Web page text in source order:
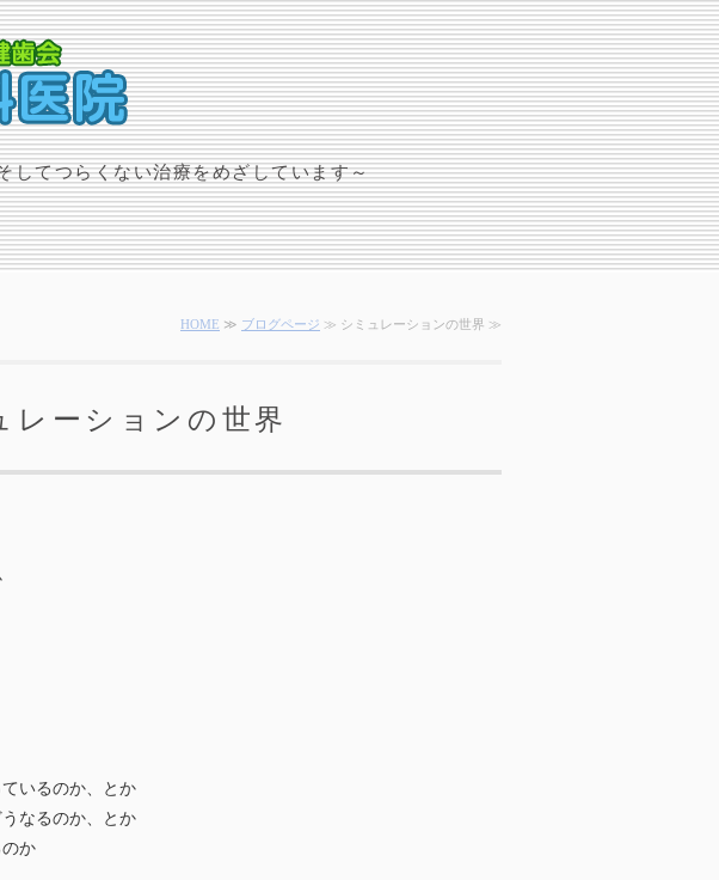
してつらくない治療をめざしています～
HOME ≫ ブログページ ≫ シミュレーションの世界 ≫
レーションの世界
いるのか、とか
なるのか、とか
か